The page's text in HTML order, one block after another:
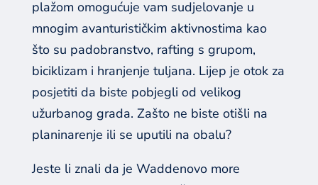
plažom omogućuje vam sudjelovanje u
mnogim avanturističkim aktivnostima kao
što su padobranstvo, rafting s grupom,
biciklizam i hranjenje tuljana. Lijep je otok za
posjetiti da biste pobjegli od velikog
užurbanog grada. Zašto ne biste otišli na
planinarenje ili se uputili na obalu?
Jeste li znali da je Waddenovo more